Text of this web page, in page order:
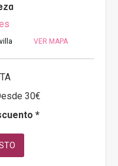
VER MAPA
30€
*